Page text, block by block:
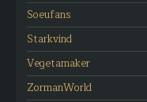
Soeufans
Starkvind
Vegetamaker
ZormanWorld